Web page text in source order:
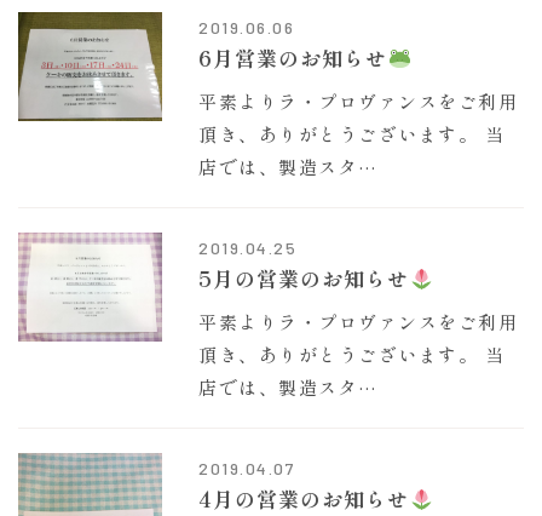
2019.06.06
6月営業のお知らせ
平素よりラ・プロヴァンスをご利用
頂き、ありがとうございます。 当
店では、製造スタ…
2019.04.25
5月の営業のお知らせ
平素よりラ・プロヴァンスをご利用
頂き、ありがとうございます。 当
店では、製造スタ…
2019.04.07
4月の営業のお知らせ